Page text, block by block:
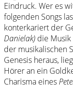
Eindruck. Wer es
folgenden Songs
konterkariert der
Danielak) die
der musikalischen
Genesis heraus,
Hörer an ein
Charisma eines